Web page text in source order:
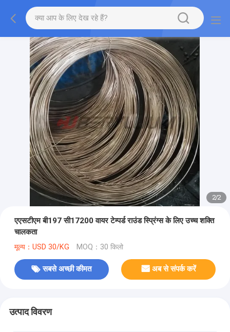
2/2
एएसटीएम बी197 सी17200 वायर टेम्पर्ड राउंड स्प्रिंग्स के लिए उच्च शक्ति
चालकता
मूल्य：USD 30/KG MOQ：30 किलो
सबसे अच्छी कीमत अब से संपर्क करें
उत्पाद विवरण